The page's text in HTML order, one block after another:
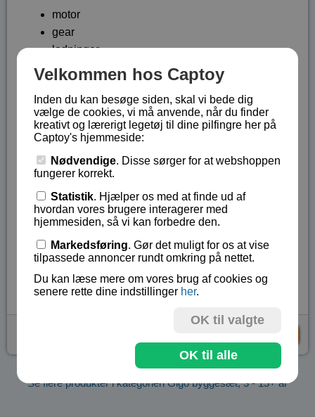
motor
gear
ledninger
lampe
og meget mere
Der medfølger vejledning indeholder detaljerede
billeder, der viser, hvordan de forskellige
komponenter skal samles til de 14 modeller, teksten
er på engelsk.
Sættet indeholder 110 dele.
Lærerigt legetøj til børn fra 8 år, hvor de også få
mulighed for at bygge med ledninger.
Lagerstatus:På lager
Vare nr.:GI-7059
Se flere produkter i kategorien Gigo byggesæt, 3 - 15+ år
Velkommen hos Captoy
Inden du kan besøge siden, skal vi bede dig
vælge de cookies, vi må anvende, når du finder
kreativt og lærerigt legetøj til dine pilfingre her på
Captoy's hjemmeside:
Nødvendige. Disse sørger for at webshoppen
fungerer korrekt.
Statistik. Hjælper os med at finde ud af
hvordan vores brugere interagerer med
hjemmesiden, så vi kan forbedre den.
Markedsføring. Gør det muligt for os at vise
tilpassede annoncer rundt omkring på nettet.
Du kan læse mere om vores brug af cookies og
senere rette dine indstillinger her.
OK til valgte
OK til alle